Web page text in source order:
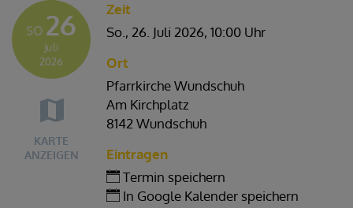
SO 26
Juli
2026
KARTE
ANZEIGEN
Zeit
So., 26. Juli 2026, 10:00 Uhr
Ort
Pfarrkirche Wundschuh
Am Kirchplatz
8142 Wundschuh
Eintragen
Termin speichern
In Google Kalender speichern